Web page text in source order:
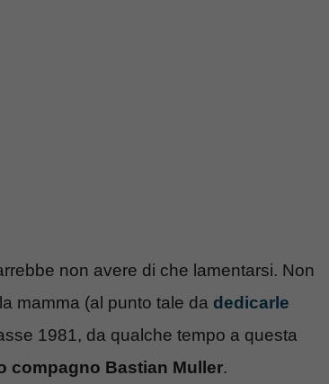
non avere di che lamentarsi. Non
mamma (al punto tale da dedicarle
1981, da qualche tempo a questa
compagno Bastian Muller.